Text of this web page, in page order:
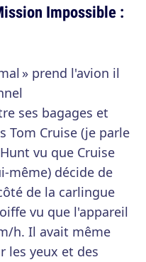
Impossible :
» prend l'avion il
ses bagages et
Tom Cruise (je parle
vu que Cruise
même) décide de
de la carlingue
vu que l'appareil
h. Il avait même
les yeux et des